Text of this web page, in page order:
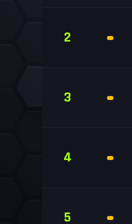
2
3
4
5